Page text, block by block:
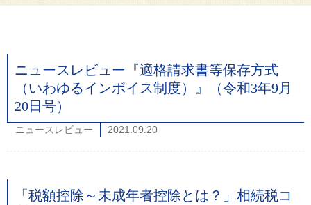
ニュースレビュー『適格請求書等保存方式
（いわゆるインボイス制度）』（令和3年9月
20日号）
ニュースレビュー 2021.09.20
「税額控除～未成年者控除とは？」相続税コ